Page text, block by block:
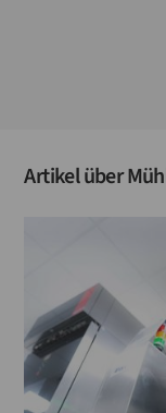
Artikel über